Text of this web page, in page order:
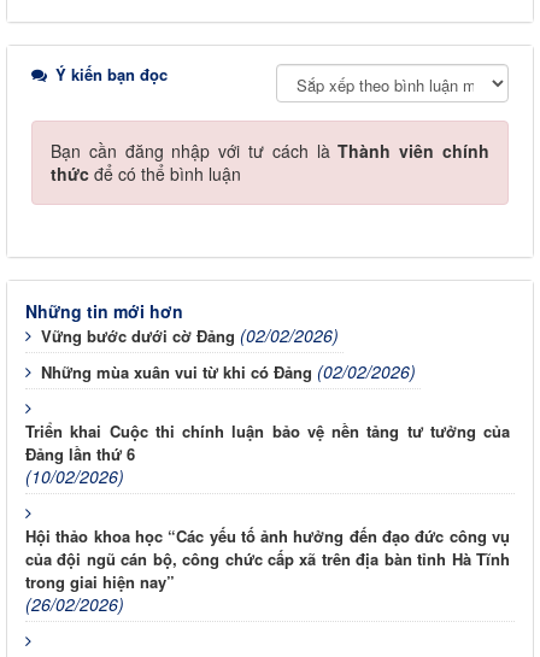
Ý kiến bạn đọc
Bạn cần đăng nhập với tư cách làThành viên chính
thức để có thể bình luận
Những tin mới hơn
Vững bước dưới cờ Đảng (02/02/2026)
Những mùa xuân vui từ khi có Đảng (02/02/2026)
Triển khai Cuộc thi chính luận bảo vệ nền tảng tư tưởng của
Đảng lần thứ 6
(10/02/2026)
Hội thảo khoa học “Các yếu tố ảnh hưởng đến đạo đức công vụ
của đội ngũ cán bộ, công chức cấp xã trên địa bàn tỉnh Hà Tĩnh
trong giai hiện nay”
(26/02/2026)